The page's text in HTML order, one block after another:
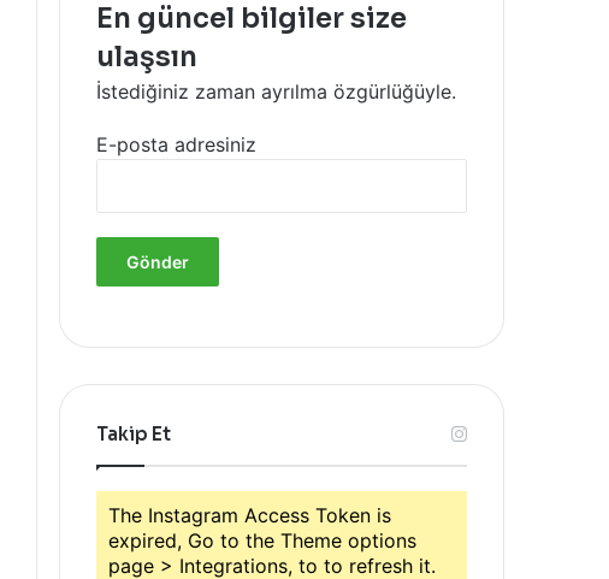
En güncel bilgiler size
ulaşsın
İstediğiniz zaman ayrılma özgürlüğüyle.
E-posta adresiniz
Takip Et
The Instagram Access Token is
expired, Go to the Theme options
page > Integrations, to to refresh it.